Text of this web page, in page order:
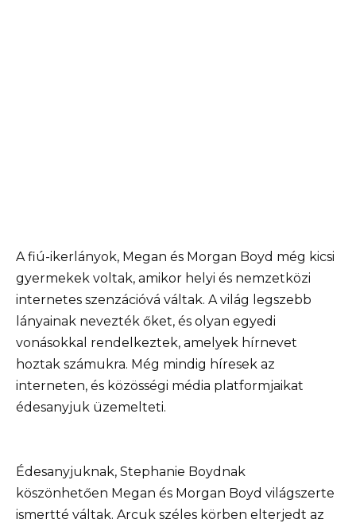
A fiú-ikerlányok, Megan és Morgan Boyd még kicsi
gyermekek voltak, amikor helyi és nemzetközi
internetes szenzációvá váltak. A világ legszebb
lányainak nevezték őket, és olyan egyedi
vonásokkal rendelkeztek, amelyek hírnevet
hoztak számukra. Még mindig híresek az
interneten, és közösségi média platformjaikat
édesanyjuk üzemelteti.
Édesanyjuknak, Stephanie Boydnak
köszönhetően Megan és Morgan Boyd világszerte
ismertté váltak. Arcuk széles körben elterjedt az